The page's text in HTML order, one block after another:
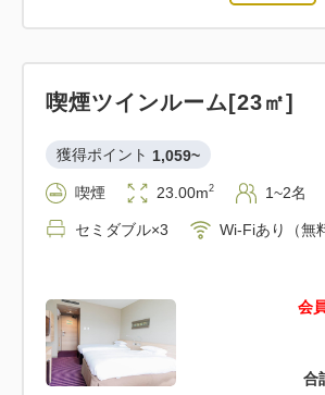
会
合
喫煙ツインルーム[23㎡]
獲得ポイント 1,059~
喫煙 23.00m2 1~2名
セミダブル×3 Wi-Fiあり（無